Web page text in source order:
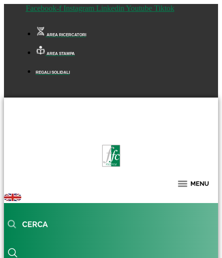
Facebook-f Instagram Linkedin Youtube Tiktok
AREA RICERCATORI
AREA STAMPA
REGALI SOLIDALI